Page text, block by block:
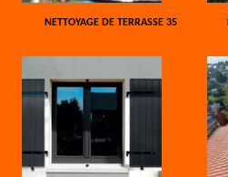
NETTOYAGE DE TERRASSE 35